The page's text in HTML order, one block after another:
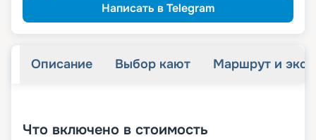
Написать в Telegram
Описание Выбор кают Маршрут и
Что включено в стоимость